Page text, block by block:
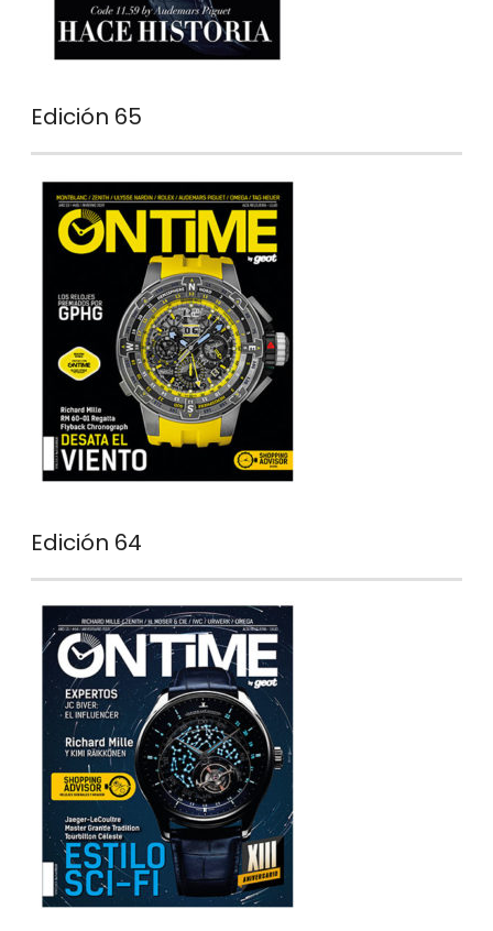
Edición 65
Edición 64